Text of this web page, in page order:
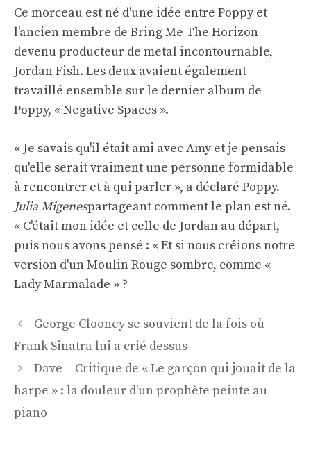
Ce morceau est né d'une idée entre Poppy et
l'ancien membre de Bring Me The Horizon
devenu producteur de metal incontournable,
Jordan Fish. Les deux avaient également
travaillé ensemble sur le dernier album de
Poppy, « Negative Spaces ».
« Je savais qu'il était ami avec Amy et je pensais
qu'elle serait vraiment une personne formidable
à rencontrer et à qui parler », a déclaré Poppy.
Julia Migenespartageant comment le plan est né.
« C'était mon idée et celle de Jordan au départ,
puis nous avons pensé : « Et si nous créions notre
version d'un Moulin Rouge sombre, comme «
Lady Marmalade » ?
Navigation
des
George Clooney se souvient de la fois où
Frank Sinatra lui a crié dessus
Dave – Critique de « Le garçon qui jouait de la
harpe » : la douleur d'un prophète peinte au
piano